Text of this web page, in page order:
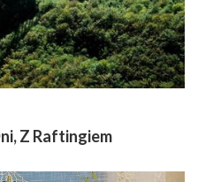
Z Raftingiem